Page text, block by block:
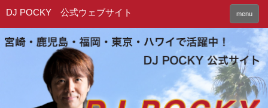
menu
DJ POCKY 公式ウェブサイト